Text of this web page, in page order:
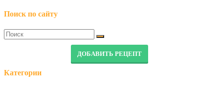
Поиск по сайту
ДОБАВИТЬ РЕЦЕПТ
Категории